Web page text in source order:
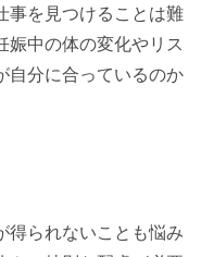
事を見つけることは難
娠中の体の変化やリス
自分に合っているのか
得られないことも悩み